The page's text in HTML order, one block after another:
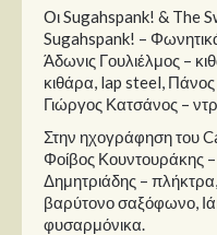
Οι Sugahspank! & The
Sugahspank! –
Άδωνις Γουλιέλμος –
κιθάρα, lap steel,
Γιώργος Κατσάνος –
Στην ηχογράφηση του
Φοίβος Κουντουράκης
Δημητριάδης –
βαρύτονο σαξόφωνο,
φυσαρμόνικα.